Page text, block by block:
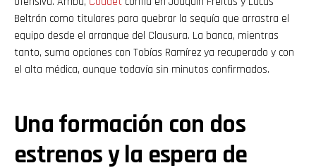
Beltrán como titulares para quebrar la sequía que arrastra el
equipo desde el arranque del Clausura. La banca, mientras
tanto, suma opciones con Tobías Ramírez ya recuperado y con
el alta médica, aunque todavía sin minutos confirmados.
Una formación con dos
estrenos y la espera de